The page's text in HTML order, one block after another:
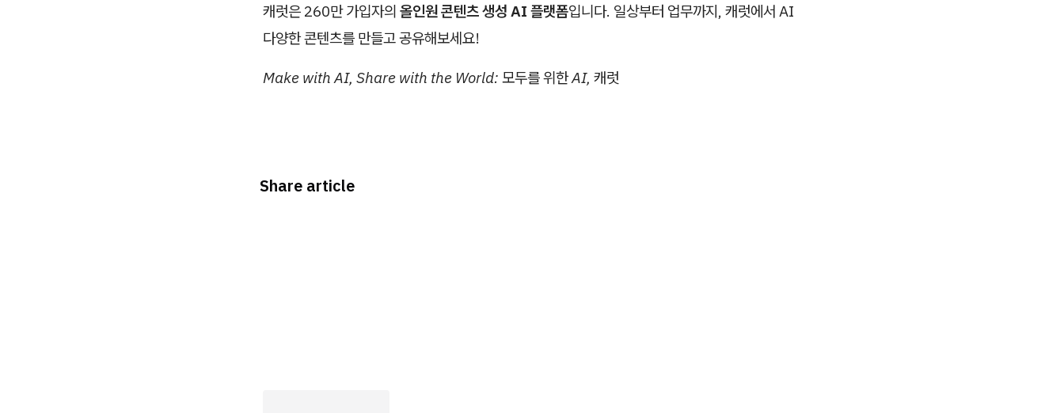
캐럿은 260만 가입자의 올인원 콘텐츠 생성 AI 플랫폼입니다. 일상부터 업무까지, 캐럿에서 AI
다양한 콘텐츠를 만들고 공유해보세요!
Make with AI, Share with the World: 모두를 위한 AI, 캐럿
Share article